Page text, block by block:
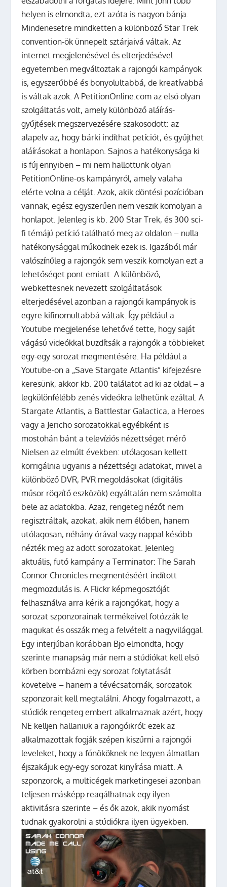
helyen is elmondta, ezt azóta is nagyon bánja.
Mindenesetre mindketten a különböző Star Trek
convention-ök ünnepelt sztárjaivá váltak. Az
internet megjelenésével és elterjedésével
egyetemben megváltoztak a rajongói kampányok
is, egyszerűbbé és bonyolultabbá, de kreatívabbá
is váltak azok. A PetitionOnline.com az első olyan
szolgáltatás volt, amely különböző aláírás-
gyűjtések megszervezésére szakosodott: az
alapelv az, hogy bárki indíthat petíciót, és gyűjthet
aláírásokat a honlapon. Sajnos a hatékonysága ki
is fúj ennyiben – mi nem hallottunk olyan
PetitionOnline-os kampányról, amely valaha
elérte volna a célját. Azok, akik döntési pozícióban
vannak, egész egyszerűen nem veszik komolyan a
honlapot. Jelenleg is kb. 200 Star Trek, és 300 sci-
fi témájú petíció található meg az oldalon – nulla
hatékonysággal működnek ezek is. Igazából már
valószínűleg a rajongók sem veszik komolyan ezt a
lehetőséget pont emiatt. A különböző,
webkettesnek nevezett szolgáltatások
elterjedésével azonban a rajongói kampányok is
egyre kifinomultabbá váltak. Így például a
Youtube megjelenése lehetővé tette, hogy saját
vágású videókkal buzdítsák a rajongók a többieket
egy-egy sorozat megmentésére. Ha például a
Youtube-on a „Save Stargate Atlantis” kifejezésre
keresünk, akkor kb. 200 találatot ad ki az oldal – a
legkülönfélébb zenés videókra lelhetünk ezáltal. A
Stargate Atlantis, a Battlestar Galactica, a Heroes
vagy a Jericho sorozatokkal egyébként is
mostohán bánt a televíziós nézettséget mérő
Nielsen az elmúlt években: utólagosan kellett
korrigálnia ugyanis a nézettségi adatokat, mivel a
különböző DVR, PVR megoldásokat (digitális
műsor rögzítő eszközök) egyáltalán nem számolta
bele az adatokba. Azaz, rengeteg nézőt nem
regisztráltak, azokat, akik nem élőben, hanem
utólagosan, néhány órával vagy nappal később
nézték meg az adott sorozatokat. Jelenleg
aktuális, futó kampány a Terminator: The Sarah
Connor Chronicles megmentéséért indított
megmozdulás is. A Flickr képmegosztóját
felhasználva arra kérik a rajongókat, hogy a
sorozat szponzorainak termékeivel fotózzák le
magukat és osszák meg a felvételt a nagyvilággal.
Egy interjúban korábban Bjo elmondta, hogy
szerinte manapság már nem a stúdiókat kell első
körben bombázni egy sorozat folytatását
követelve – hanem a tévécsatornák, sorozatok
szponzorait kell megtalálni. Ahogy fogalmazott, a
stúdiók rengeteg embert alkalmaznak azért, hogy
NE kelljen hallaniuk a rajongóikról: ezek az
alkalmazottak fogják szépen kiszűrni a rajongói
leveleket, hogy a főnököknek ne legyen álmatlan
éjszakájuk egy-egy sorozat kinyírása miatt. A
szponzorok, a multicégek marketingesei azonban
teljesen másképp reagálhatnak egy ilyen
aktivitásra szerinte – és ők azok, akik nyomást
tudnak gyakorolni a stúdiókra ilyen ügyekben.